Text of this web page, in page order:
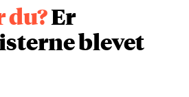
du?Er
blevet